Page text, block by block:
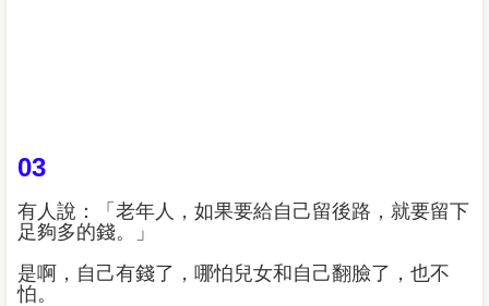
03
有人說：「老年人，如果要給自己留後路，就要留下
足夠多的錢。」
是啊，自己有錢了，哪怕兒女和自己翻臉了，也不
怕。